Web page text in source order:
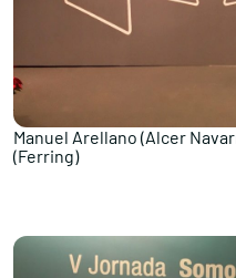
Manuel Arellano (Alcer
(Ferring)